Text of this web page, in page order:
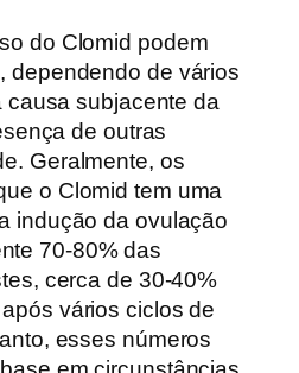
do Clomid podem
dependendo de vários
causa subjacente da
de outras
Geralmente, os
o Clomid tem uma
indução da ovulação
70-80% das
cerca de 30-40%
vários ciclos de
esses números